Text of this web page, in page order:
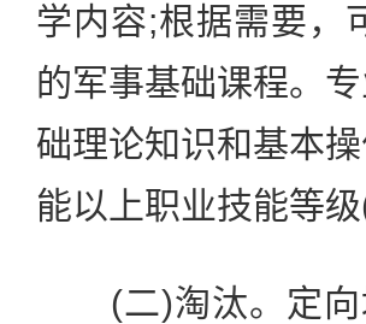
学内容;根据需要，
的军事基础课程。
础理论知识和基本
能以上职业技能等
(二)淘汰。定向